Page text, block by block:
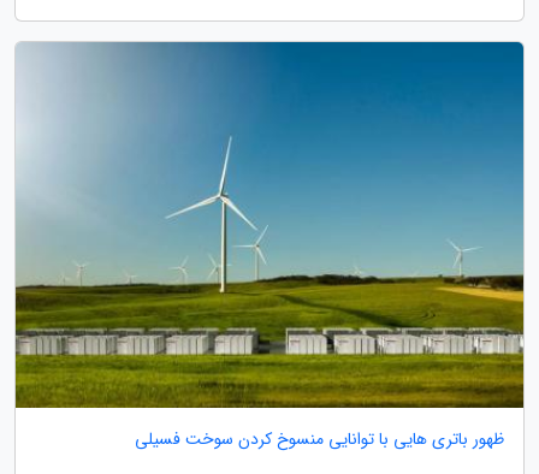
ظهور باتری هایی با توانایی منسوخ کردن سوخت فسیلی